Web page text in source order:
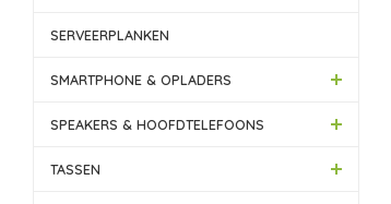
SERVEERPLANKEN
SMARTPHONE & OPLADERS
SPEAKERS & HOOFDTELEFOONS
TASSEN